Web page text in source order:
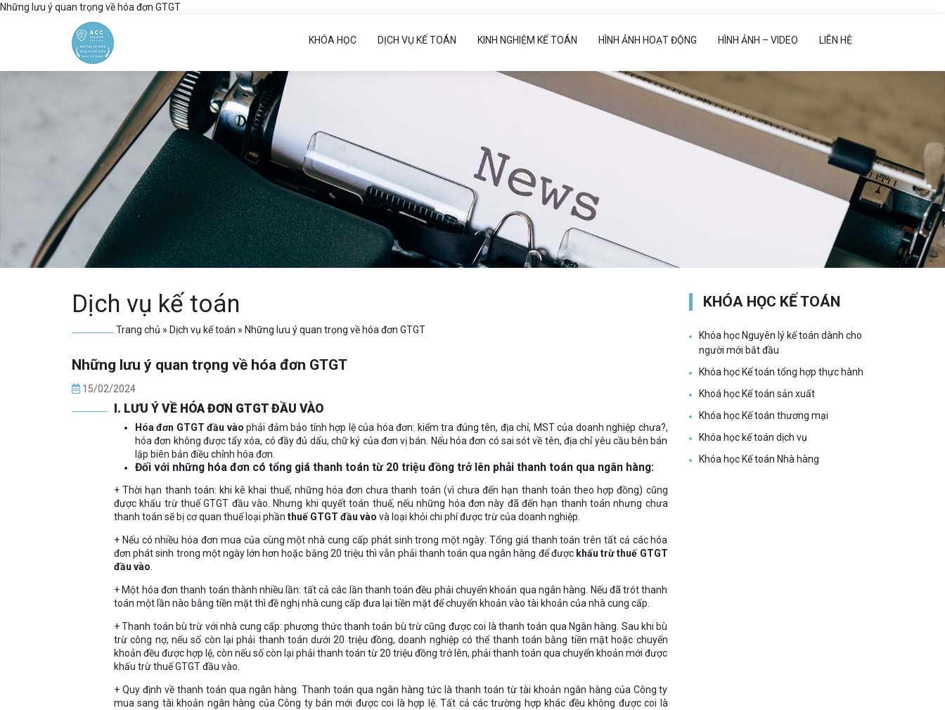
Những lưu ý quan trọng về hóa đơn GTGT
KHÓA HỌC DỊCH VỤ KẾ TOÁN KINH NGHIỆM KẾ TOÁN HÌNH ẢNH HOẠT ĐỘNG HÌNH ẢNH – VIDEO LIÊN HỆ
Dịch vụ kế toán
Trang chủ » Dịch vụ kế toán » Những lưu ý quan trọng về hóa đơn GTGT
Những lưu ý quan trọng về hóa đơn GTGT
15/02/2024
I. LƯU Ý VỀ HÓA ĐƠN GTGT ĐẦU VÀO
Hóa đơn GTGT đầu vào phải đảm bảo tính hợp lệ của hóa đơn: kiểm tra đúng tên, địa chỉ, MST của doanh nghiệp chưa?,
hóa đơn không được tẩy xóa, có đầy đủ dấu, chữ ký của đơn vị bán. Nếu hóa đơn có sai sót về tên, địa chỉ yêu cầu bên bán
lập biên bản điều chỉnh hóa đơn.
Đối với những hóa đơn có tổng giá thanh toán từ 20 triệu đồng trở lên phải thanh toán qua ngân hàng:
+ Thời hạn thanh toán: khi kê khai thuế, những hóa đơn chưa thanh toán (vì chưa đến hạn thanh toán theo hợp đồng) cũng
được khấu trừ thuế GTGT đầu vào. Nhưng khi quyết toán thuế, nếu những hóa đơn này đã đến hạn thanh toán nhưng chưa
thanh toán sẽ bị cơ quan thuế loại phần thuế GTGT đầu vào và loại khỏi chi phí được trừ của doanh nghiệp.
+ Nếu có nhiều hóa đơn mua của cùng một nhà cung cấp phát sinh trong một ngày: Tổng giá thanh toán trên tất cả các hóa
đơn phát sinh trong một ngày lớn hơn hoặc bằng 20 triệu thì vẫn phải thanh toán qua ngân hàng để được khấu trừ thuế GTGT
đầu vào.
+ Một hóa đơn thanh toán thành nhiều lần: tất cả các lần thanh toán đều phải chuyển khoản qua ngân hàng. Nếu đã trót thanh
toán một lần nào bằng tiền mặt thì đề nghị nhà cung cấp đưa lại tiền mặt để chuyển khoản vào tài khoản của nhà cung cấp.
+ Thanh toán bù trừ với nhà cung cấp: phương thức thanh toán bù trừ cũng được coi là thanh toán qua Ngân hàng. Sau khi bù
trừ công nợ, nếu số còn lại phải thanh toán dưới 20 triệu đồng, doanh nghiệp có thể thanh toán bằng tiền mặt hoặc chuyển
khoản đều được hợp lệ, còn nếu số còn lại phải thanh toán từ 20 triệu đồng trở lên, phải thanh toán qua chuyển khoản mới được
khấu trừ thuế GTGT đầu vào.
+ Quy định về thanh toán qua ngân hàng. Thanh toán qua ngân hàng tức là thanh toán từ tài khoản ngân hàng của Công ty
mua sang tài khoản ngân hàng của Công ty bán mới được coi là hợp lệ. Tất cả các trường hợp khác đều không được coi là
KHÓA HỌC KẾ TOÁN
Khóa học Nguyên lý kế toán dành cho
người mới bắt đầu
Khóa học Kế toán tổng hợp thực hành
Khoá học Kế toán sản xuất
Khóa học Kế toán thương mại
Khóa học kế toán dịch vụ
Khóa học Kế toán Nhà hàng